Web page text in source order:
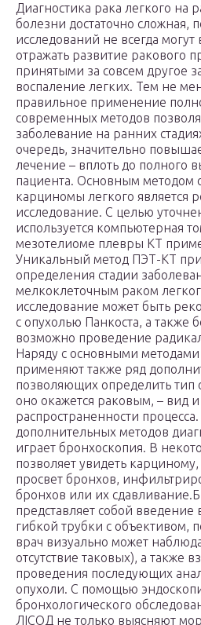
Диагностика рака легкого на
болезни достаточно сложная,
исследований не всегда
отражать развитие ракового
принятыми за совсем другое
воспаление легких. Тем не
правильное применение
современных методов
заболевание на ранних
очередь, значительно
лечение – вплоть до полного
пациента. Основным методом
карциномы легкого является
исследование. С целью
используется компьютерная
мезотелиоме плевры КТ
Уникальный метод ПЭТ-КТ
определения стадии
мелкоклеточным раком
исследование может быть
с опухолью Панкоста, а также
возможно проведение
Наряду с основными
применяют также ряд
позволяющих определить тип
оно окажется раковым, – вид и
распространенности
дополнительных методов
играет бронхоскопия. В
позволяет увидеть
просвет бронхов,
бронхов или их
представляет собой введение
гибкой трубки с объективом,
врач визуально может
отсутствие таковых), а также
проведения последующих
опухоли. С помощью
бронхологического
ЛIСОД не только выясняют